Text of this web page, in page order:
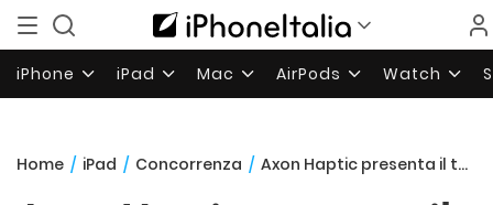
iPhone iPad Mac AirPods Watch
Home / iPad / Concorrenza / Axon Haptic presenta il tablet con MAC OSX